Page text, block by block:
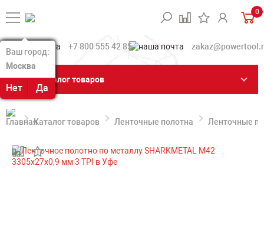
Ваш город:
Москва
Нет Да
Ваш город:
Москва
Нет Да
0
+7 800 555 42 85
Каталог товаров
Каталог товаров Ленточные полотна Ленточные